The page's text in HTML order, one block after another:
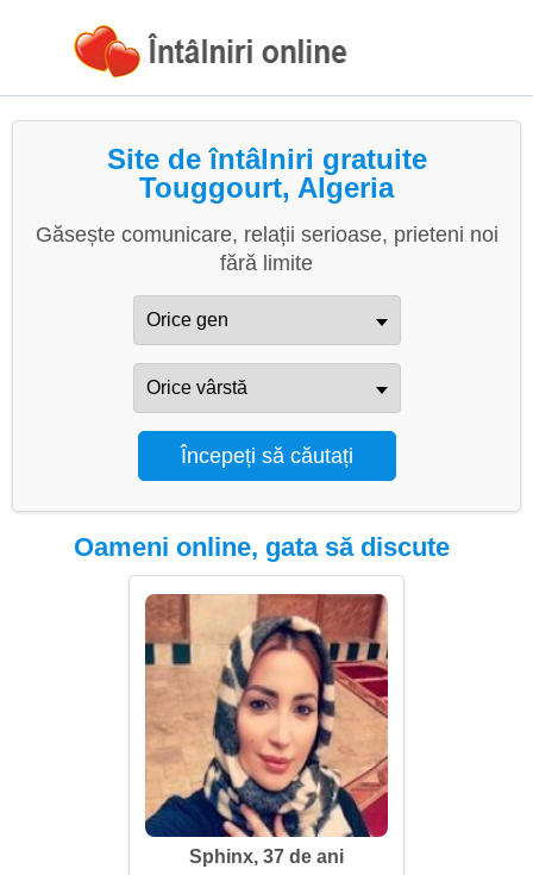
Site de întâlniri gratuite
Touggourt, Algeria
Găsește comunicare, relații serioase, prieteni noi
fără limite
Oameni online, gata să discute
Sphinx, 37 de ani